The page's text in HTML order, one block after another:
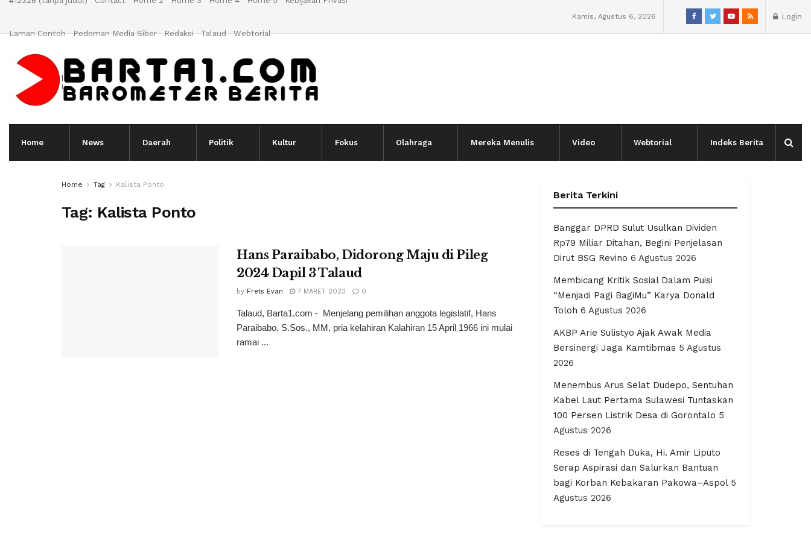
Laman Contoh Pedoman Media Siber Redaksi Talaud Webtorial
Kamis, Agustus 6, 2026 Login
Home News Daerah Politik Kultur Fokus Olahraga Mereka Menulis Video Webtorial Indeks Berita
Home Tag Kalista Ponto
Tag: Kalista Ponto
Hans Paraibabo, Didorong Maju di Pileg
2024 Dapil 3 Talaud
by Frets Evan 7 MARET 2023 0
Talaud, Barta1.com - Menjelang pemilihan anggota legislatif, Hans
Paraibabo, S.Sos., MM, pria kelahiran Kalahiran 15 April 1966 ini mulai
ramai ...
Berita Terkini
Banggar DPRD Sulut Usulkan Dividen
Rp79 Miliar Ditahan, Begini Penjelasan
Dirut BSG Revino 6 Agustus 2026
Membicang Kritik Sosial Dalam Puisi
“Menjadi Pagi BagiMu” Karya Donald
Toloh 6 Agustus 2026
AKBP Arie Sulistyo Ajak Awak Media
Bersinergi Jaga Kamtibmas 5 Agustus
2026
Menembus Arus Selat Dudepo, Sentuhan
Kabel Laut Pertama Sulawesi Tuntaskan
100 Persen Listrik Desa di Gorontalo 5
Agustus 2026
Reses di Tengah Duka, Hi. Amir Liputo
Serap Aspirasi dan Salurkan Bantuan
bagi Korban Kebakaran Pakowa–Aspol 5
Agustus 2026